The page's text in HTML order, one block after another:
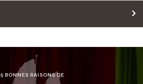
5 BONNES RAISONS DE